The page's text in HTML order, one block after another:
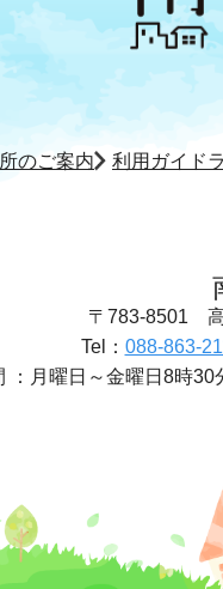
のご案内 利用ガイド
〒783-8501
Tel： 088-863-
： 月曜日～金曜日8時30